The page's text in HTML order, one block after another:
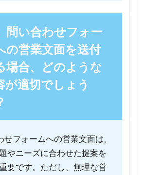
問い合わせフォー
の営業文面を送付
場合、どのような
が適切でしょう
せフォームへの営業文面は、
やニーズに合わせた提案を
要です。ただし、無理な営